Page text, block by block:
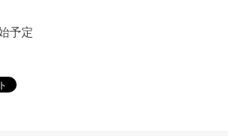
予定